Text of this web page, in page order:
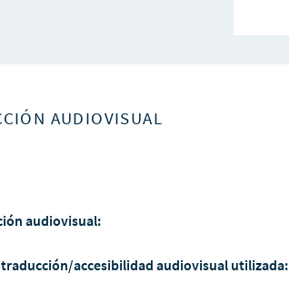
AUDIOVISUAL
audiovisual:
accesibilidad audiovisual utilizada: